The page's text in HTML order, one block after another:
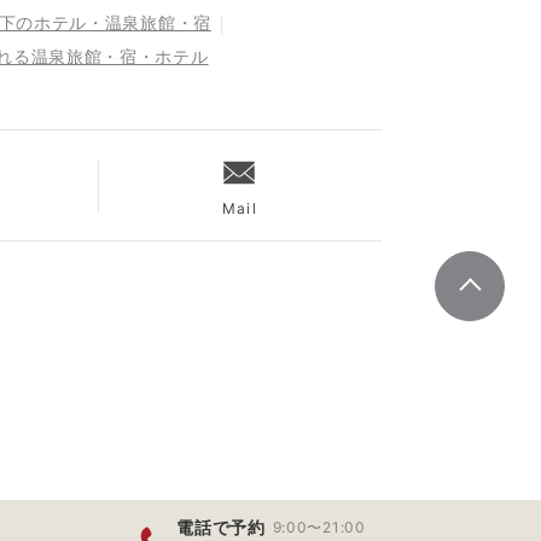
のホテル・温泉旅館・宿
る温泉旅館・宿・ホテル
Mail
電話で予約 9:00〜21:00